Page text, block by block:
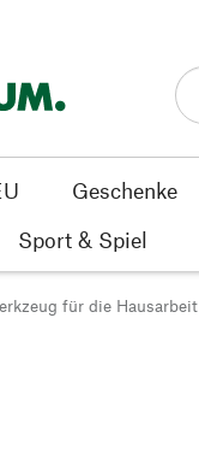
Geschenke
Sport & Spiel
für die Hausarbeit